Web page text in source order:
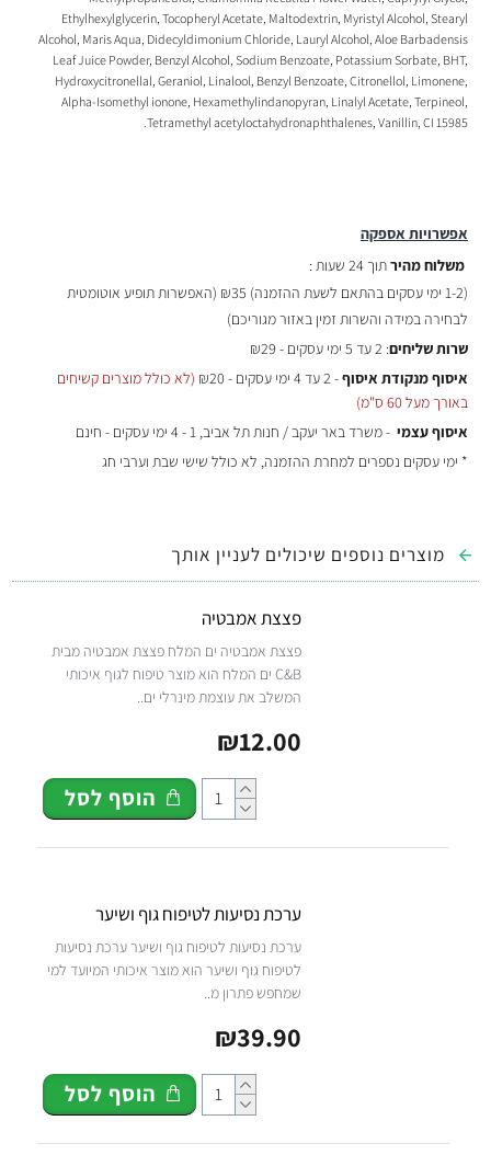
אפשרויות אספקה
משלוח מהירתוך 24 שעות :
(1-2 ימי עסקים בהתאם לשעת ההזמנה)
₪35 (האפשרות תופיע אוטומטית
לבחירה במידה והשרות זמין באזור מגוריכם)
שרות שליחים: 2 עד 5 ימי עסקים - ₪29
איסוף מנקודת איסוף- 2 עד 4 ימי עסקים - ₪20
(לא כולל מוצרים קשיחים
באורך מעל 60 ס"מ)
איסוף עצמי - משרד באר יעקב / חנות תל אביב, 1 - 4 ימי עסקים - חינם
* ימי עסקים נספרים למחרת ההזמנה, לא כולל שישי שבת וערבי חג
מוצרים נוספים שיכולים לעניין אותך
פצצת אמבטיה
פצצת אמבטיה ים המלח פצצת אמבטיה מבית
C&B ים המלח הוא מוצר טיפוח לגוף איכותי
המשלב את עוצמת מינרלי ים..
₪12.00
הוסף לסל
ערכת נסיעות לטיפוח גוף ושיער
ערכת נסיעות לטיפוח גוף ושיער ערכת נסיעות
לטיפוח גוף ושיער הוא מוצר איכותי המיועד למי
שמחפש פתרון מ..
₪39.90
הוסף לסל
Ethylhexylglycerin, Tocopheryl Acetate, Maltodextrin, Myristyl Alcohol, Stearyl
Alcohol, Maris Aqua, Didecyldimonium Chloride, Lauryl Alcohol, Aloe Barbadensis
Leaf Juice Powder, Benzyl Alcohol, Sodium Benzoate, Potassium Sorbate, BHT,
Hydroxycitronellal, Geraniol, Linalool, Benzyl Benzoate, Citronellol, Limonene,
Alpha-Isomethyl ionone, Hexamethylindanopyran, Linalyl Acetate, Terpineol,
Tetramethyl acetyloctahydronaphthalenes, Vanillin, CI 15985.